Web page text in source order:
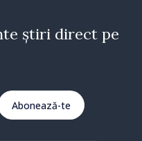
știri direct pe
Abonează-te